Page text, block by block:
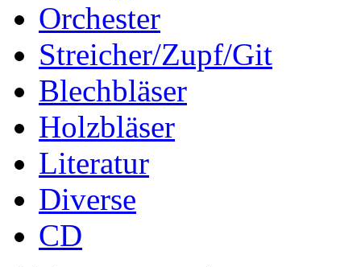
Orchester
Streicher/Zupf/Git
Blechbläser
Holzbläser
Literatur
Diverse
CD